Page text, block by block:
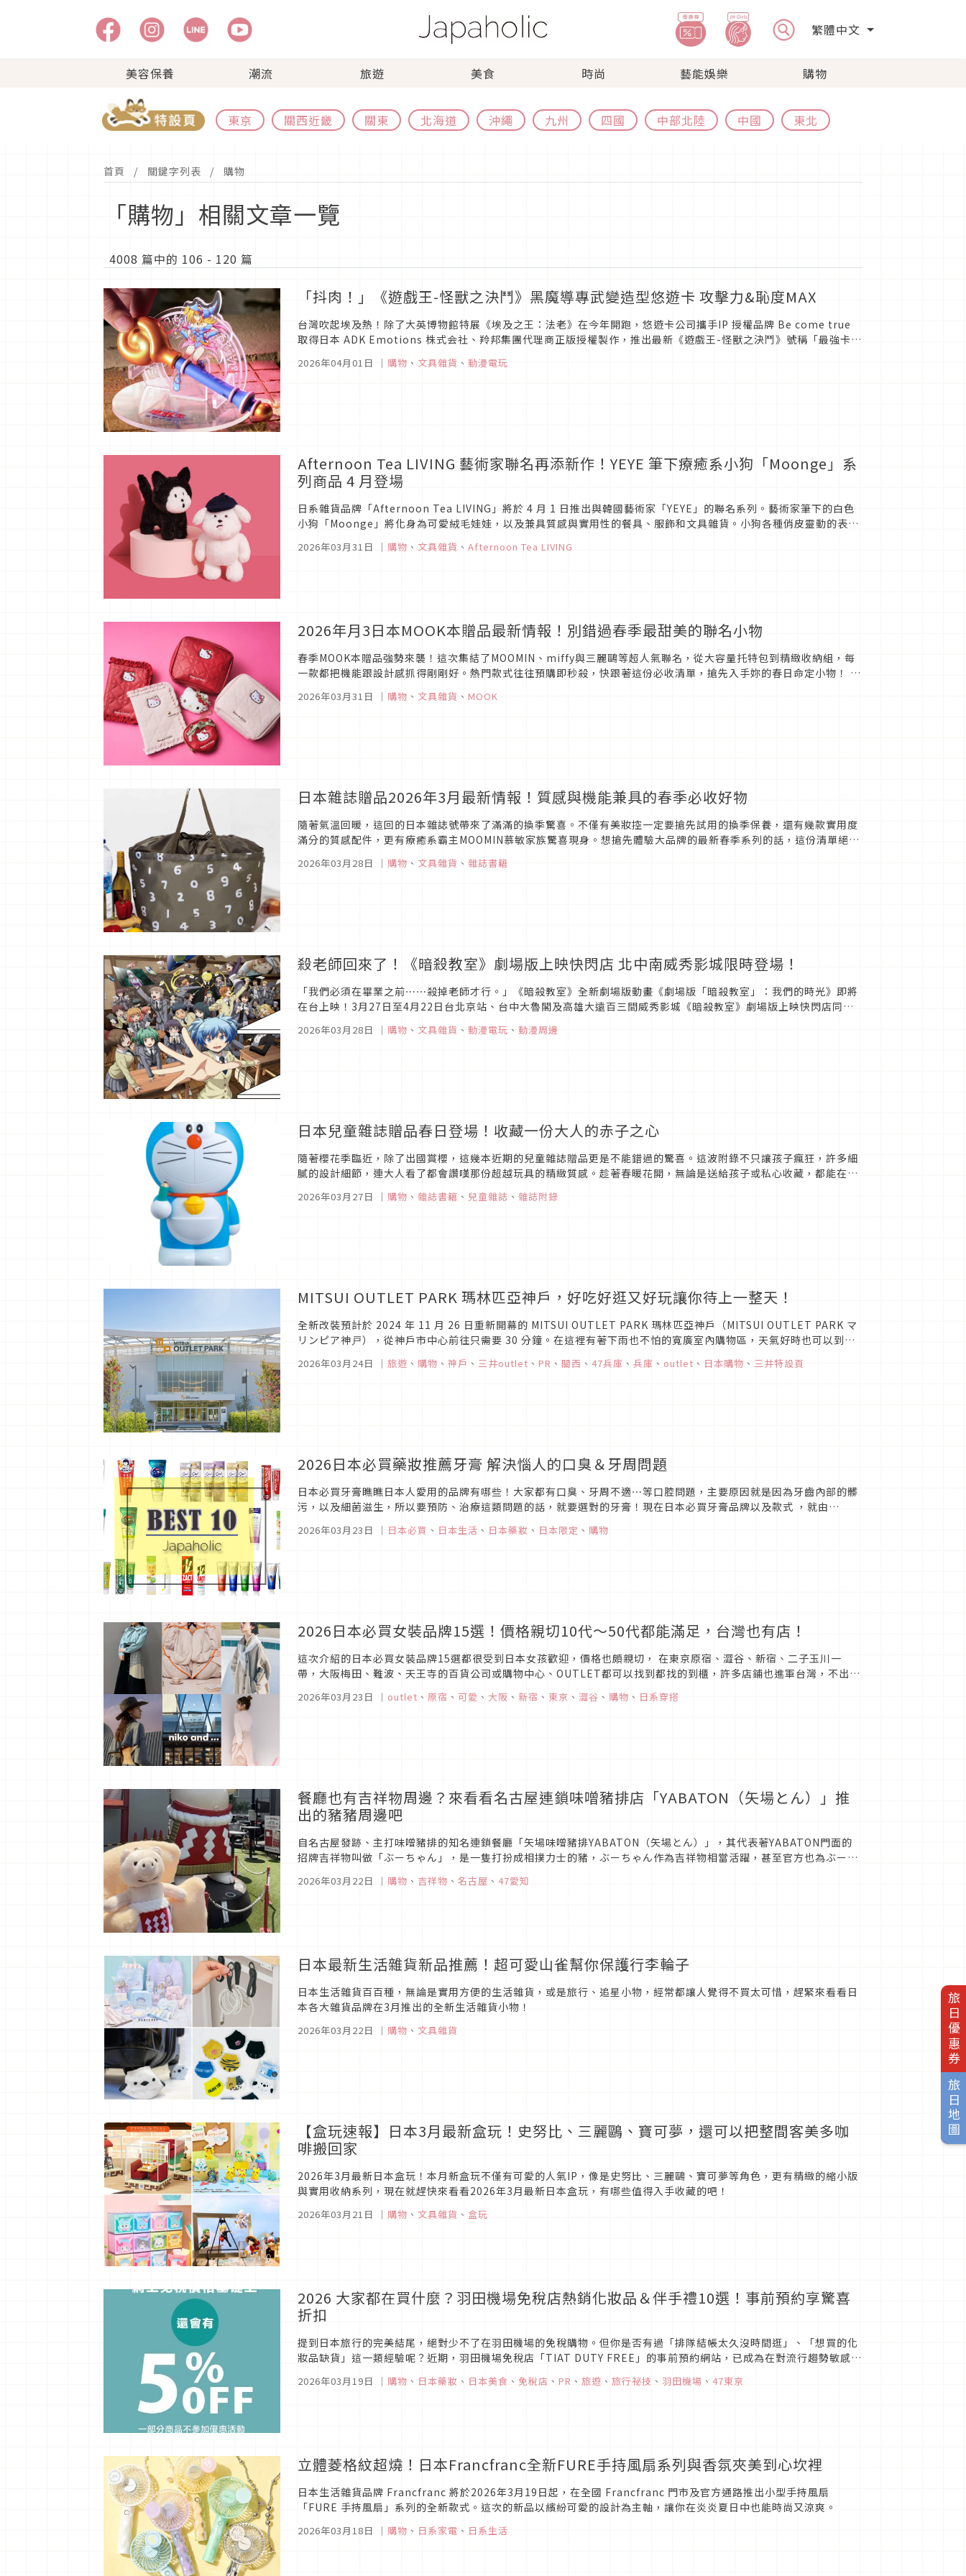
繁體中文
美容保養 潮流 旅遊 美食 時尚 藝能娛樂 購物
東京 關西近畿 關東 北海道 沖繩 九州 四國 中部北陸 中國 東北
旅日優惠券
旅日地圖
首頁 關鍵字列表 購物
「購物」相關文章一覽
4008 篇中的 106 - 120 篇
「抖肉！」《遊戲王-怪獸之決鬥》黑魔導專武變造型悠遊卡 攻擊力&恥度MAX
台灣吹起埃及熱！除了大英博物館特展《埃及之王：法老》在今年開跑，悠遊卡公司攜手IP 授權品牌 Be come true
取得日本 ADK Emotions 株式会社、羚邦集團代理商正版授權製作，推出最新《遊戲王-怪獸之決鬥》號稱「最強卡牌
組合」的「黑魔導」及「黑魔導女孩」造型悠遊卡亮相，讓埃及神秘話...
2026年04月01日 ｜ 購物 、 文具雜貨 、 動漫電玩
Afternoon Tea LIVING 藝術家聯名再添新作！YEYE 筆下療癒系小狗「Moonge」系
列商品 4 月登場
日系雜貨品牌「Afternoon Tea LIVING」將於 4 月 1 日推出與韓國藝術家「YEYE」的聯名系列。藝術家筆下的白色
小狗「Moonge」將化身為可愛絨毛娃娃，以及兼具質感與實用性的餐具、服飾和文具雜貨。小狗各種俏皮靈動的表
2026年03月31日 ｜ 購物 、 文具雜貨 、 Afternoon Tea LIVING
2026年月3日本MOOK本贈品最新情報！別錯過春季最甜美的聯名小物
春季MOOK本贈品強勢來襲！這次集結了MOOMIN、miffy與三麗鷗等超人氣聯名，從大容量托特包到精緻收納組，每
一款都把機能跟設計感抓得剛剛好。熱門款式往往預購即秒殺，快跟著這份必收清單，搶先入手妳的春日命定小物！ 1.
2026年03月31日 ｜ 購物 、 文具雜貨 、 MOOK
日本雜誌贈品2026年3月最新情報！質感與機能兼具的春季必收好物
隨著氣溫回暖，這回的日本雜誌號帶來了滿滿的換季驚喜。不僅有美妝控一定要搶先試用的換季保養，還有幾款實用度
滿分的質感配件，更有療癒系霸主MOOMIN慕敏家族驚喜現身。想搶先體驗大品牌的最新春季系列的話，這份清單絕對
2026年03月28日 ｜ 購物 、 文具雜貨 、 雜誌書籍
殺老師回來了！《暗殺教室》劇場版上映快閃店 北中南威秀影城限時登場！
「我們必須在畢業之前⋯⋯殺掉老師才行。」《暗殺教室》全新劇場版動畫《劇場版「暗殺教室」：我們的時光》即將
在台上映！3月27日至4月22日台北京站、台中大魯閣及高雄大遠百三間威秀影城《暗殺教室》劇場版上映快閃店同步
登場，現場打造集結殺老師與全班同學的「10週年大合照」大型打卡牆、潮田渚和赤羽業的「角色...
2026年03月28日 ｜ 購物 、 文具雜貨 、 動漫電玩 、 動漫周邊
日本兒童雜誌贈品春日登場！收藏一份大人的赤子之心
隨著櫻花季臨近，除了出國賞櫻，這幾本近期的兒童雜誌贈品更是不能錯過的驚喜。這波附錄不只讓孩子瘋狂，許多細
膩的設計細節，連大人看了都會讚嘆那份超越玩具的精緻質感。趁著春暖花開，無論是送給孩子或私心收藏，都能在忙
2026年03月27日 ｜ 購物 、 雜誌書籍 、 兒童雜誌 、 雜誌附錄
MITSUI OUTLET PARK 瑪林匹亞神戶，好吃好逛又好玩讓你待上一整天！
全新改裝預計於 2024 年 11 月 26 日重新開幕的 MITSUI OUTLET PARK 瑪林匹亞神戶（MITSUI OUTLET PARK マ
リンピア神戸），從神戶市中心前往只需要 30 分鐘。在這裡有著下雨也不怕的寬廣室內購物區，天氣好時也可以到戶
2026年03月24日 ｜ 旅遊 、 購物 、 神戶 、 三井outlet 、 PR 、 關西 、 47兵庫 、 兵庫 、 outlet 、 日本購物 、 三井特設頁
2026日本必買藥妝推薦牙膏 解決惱人的口臭＆牙周問題
日本必買牙膏瞧瞧日本人愛用的品牌有哪些！大家都有口臭、牙周不適⋯等口腔問題，主要原因就是因為牙齒內部的髒
污，以及細菌滋生，所以要預防、治療這類問題的話，就要選對的牙膏！現在日本必買牙膏品牌以及款式 ，就由
2026年03月23日 ｜ 日本必買 、 日本生活 、 日本藥妝 、 日本限定 、 購物
2026日本必買女裝品牌15選！價格親切10代～50代都能滿足，台灣也有店！
這次介紹的日本必買女裝品牌15選都很受到日本女孩歡迎，價格也頗親切， 在東京原宿、澀谷、新宿、二子玉川一
帶，大阪梅田、難波、天王寺的百貨公司或購物中心、OUTLET都可以找到都找的到櫃，許多店鋪也進軍台灣，不出國
2026年03月23日 ｜ outlet 、 原宿 、 可愛 、 大阪 、 新宿 、 東京 、 澀谷 、 購物 、 日系穿搭
餐廳也有吉祥物周邊？來看看名古屋連鎖味噌豬排店「YABATON（矢場とん）」推
出的豬豬周邊吧
自名古屋發跡、主打味噌豬排的知名連鎖餐廳「矢場味噌豬排YABATON（矢場とん）」，其代表著YABATON門面的
招牌吉祥物叫做「ぶーちゃん」，是一隻打扮成相撲力士的豬，ぶーちゃん作為吉祥物相當活躍，甚至官方也為ぶーち
ゃん推出許多周邊，意外地獲得不少人的喜愛與支持，本次文章就要來推薦五款YABATON...
2026年03月22日 ｜ 購物 、 吉祥物 、 名古屋 、 47愛知
日本最新生活雜貨新品推薦！超可愛山雀幫你保護行李輪子
日本生活雜貨百百種，無論是實用方便的生活雜貨，或是旅行、追星小物，經常都讓人覺得不買太可惜，趕緊來看看日
本各大雜貨品牌在3月推出的全新生活雜貨小物！
2026年03月22日 ｜ 購物 、 文具雜貨
【盒玩速報】日本3月最新盒玩！史努比、三麗鷗、寶可夢，還可以把整間客美多咖
啡搬回家
2026年3月最新日本盒玩！本月新盒玩不僅有可愛的人氣IP，像是史努比、三麗鷗、寶可夢等角色，更有精緻的縮小版
與實用收納系列，現在就趕快來看看2026年3月最新日本盒玩，有哪些值得入手收藏的吧！
2026年03月21日 ｜ 購物 、 文具雜貨 、 盒玩
2026 大家都在買什麼？羽田機場免稅店熱銷化妝品＆伴手禮10選！事前預約享驚喜
折扣
提到日本旅行的完美結尾，絕對少不了在羽田機場的免稅購物。但你是否有過「排隊結帳太久沒時間逛」、「想買的化
妝品缺貨」這一類經驗呢？近期，羽田機場免稅店「TIAT DUTY FREE」的事前預約網站，已成為在對流行趨勢敏感的
2026年03月19日 ｜ 購物 、 日本藥妝 、 日本美食 、 免稅店 、 PR 、 旅遊 、 旅行祕技 、 羽田機場 、 47東京
立體菱格紋超燒！日本Francfranc全新FURE手持風扇系列與香氛夾美到心坎裡
日本生活雜貨品牌 Francfranc 將於2026年3月19日起，在全國 Francfranc 門市及官方通路推出小型手持風扇
「FURE 手持風扇」系列的全新款式。這次的新品以繽紛可愛的設計為主軸，讓你在炎炎夏日中也能時尚又涼爽。
2026年03月18日 ｜ 購物 、 日系家電 、 日系生活